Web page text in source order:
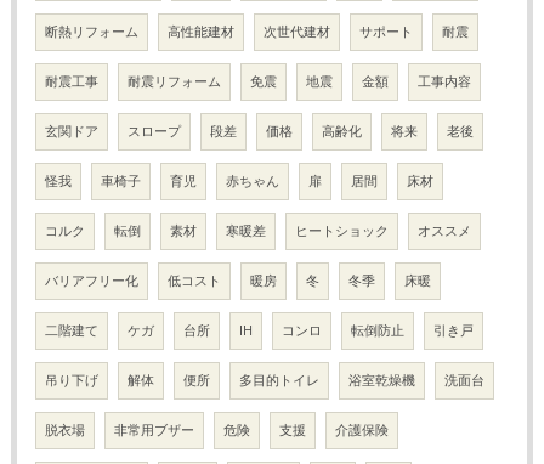
断熱リフォーム 高性能建材 次世代建材 サポート 耐震
耐震工事 耐震リフォーム 免震 地震 金額 工事内容
玄関ドア スロープ 段差 価格 高齢化 将来 老後
怪我 車椅子 育児 赤ちゃん 扉 居間 床材
コルク 転倒 素材 寒暖差 ヒートショック オススメ
バリアフリー化 低コスト 暖房 冬 冬季 床暖
二階建て ケガ 台所 IH コンロ 転倒防止 引き戸
吊り下げ 解体 便所 多目的トイレ 浴室乾燥機 洗面台
脱衣場 非常用ブザー 危険 支援 介護保険